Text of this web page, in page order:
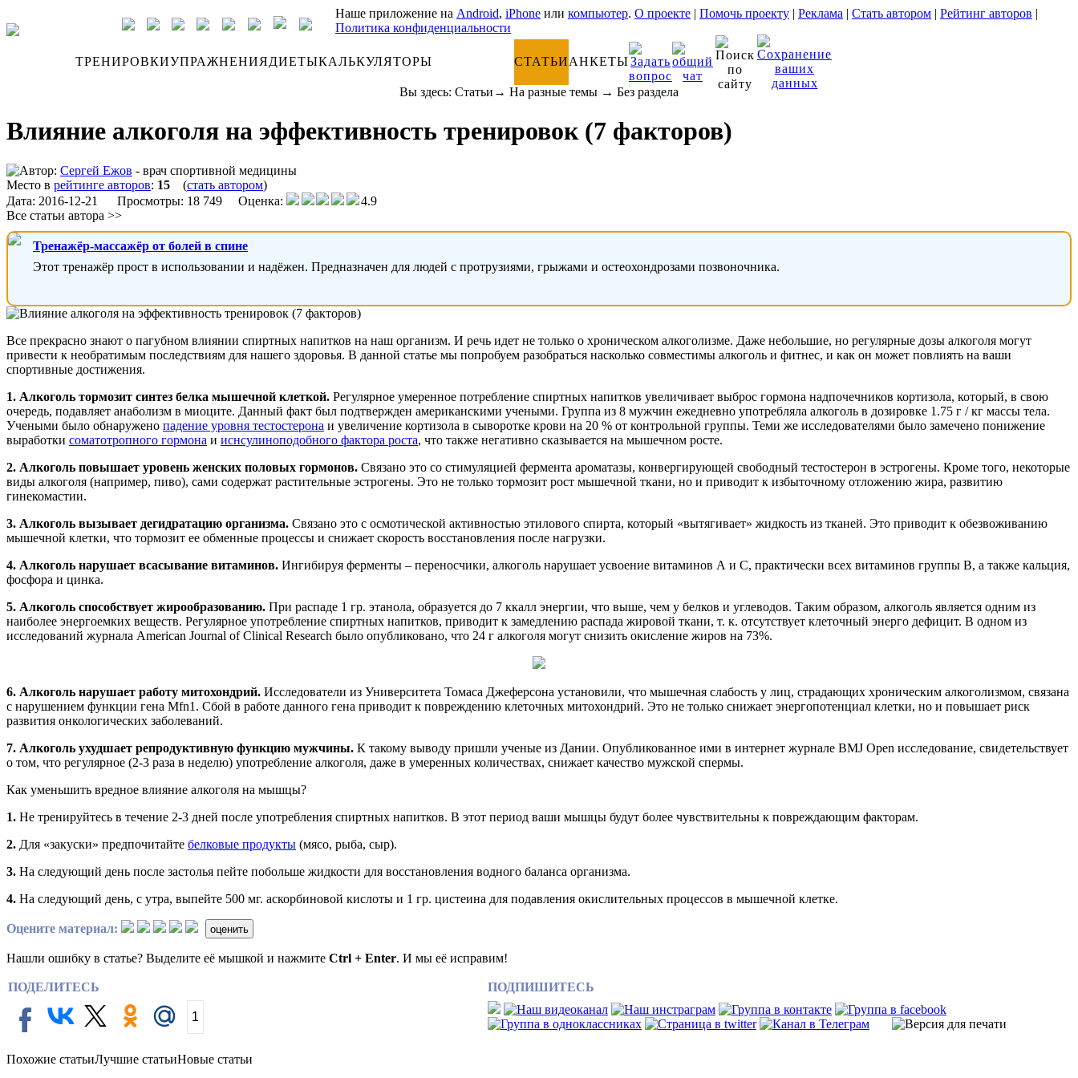
Наше приложение на Android, iPhone или компьютер. О проекте | Помочь проекту | Реклама | Стать автором | Рейтинг авторов |
Политика конфиденциальности
ТРЕНИРОВКИУПРАЖНЕНИЯДИЕТЫКАЛЬКУЛЯТОРЫ СТАТЬИАНКЕТЫ
Вы здесь: Статьи → На разные темы → Без раздела
Влияние алкоголя на эффективность тренировок (7 факторов)
Автор: Сергей Ежов - врач спортивной медицины
Место в рейтинге авторов: 15 (стать автором)
Дата: 2016-12-21 Просмотры: 18 749 Оценка:
4.9
Все статьи автора >>
Тренажёр-массажёр от болей в спине
Этот тренажёр прост в использовании и надёжен. Предназначен для людей с протрузиями, грыжами и остеохондрозами позвоночника.
Все прекрасно знают о пагубном влиянии спиртных напитков на наш организм. И речь идет не только о хроническом алкоголизме. Даже небольшие, но регулярные дозы алкоголя могут
привести к необратимым последствиям для нашего здоровья. В данной статье мы попробуем разобраться насколько совместимы алкоголь и фитнес, и как он может повлиять на ваши
спортивные достижения.
1. Алкоголь тормозит синтез белка мышечной клеткой. Регулярное умеренное потребление спиртных напитков увеличивает выброс гормона надпочечников кортизола, который, в свою
очередь, подавляет анаболизм в миоците. Данный факт был подтвержден американскими учеными. Группа из 8 мужчин ежедневно употребляла алкоголь в дозировке 1.75 г / кг массы тела.
Учеными было обнаружено падение уровня тестостерона и увеличение кортизола в сыворотке крови на 20 % от контрольной группы. Теми же исследователями было замечено понижение
выработки соматотропного гормона и иснсулиноподобного фактора роста, что также негативно сказывается на мышечном росте.
2. Алкоголь повышает уровень женских половых гормонов. Связано это со стимуляцией фермента ароматазы, конвергирующей свободный тестостерон в эстрогены. Кроме того, некоторые
виды алкоголя (например, пиво), сами содержат растительные эстрогены. Это не только тормозит рост мышечной ткани, но и приводит к избыточному отложению жира, развитию
гинекомастии.
3. Алкоголь вызывает дегидратацию организма. Связано это с осмотической активностью этилового спирта, который «вытягивает» жидкость из тканей. Это приводит к обезвоживанию
мышечной клетки, что тормозит ее обменные процессы и снижает скорость восстановления после нагрузки.
4. Алкоголь нарушает всасывание витаминов. Ингибируя ферменты – переносчики, алкоголь нарушает усвоение витаминов А и С, практически всех витаминов группы В, а также кальция,
фосфора и цинка.
5. Алкоголь способствует жирообразованию. При распаде 1 гр. этанола, образуется до 7 ккалл энергии, что выше, чем у белков и углеводов. Таким образом, алкоголь является одним из
наиболее энергоемких веществ. Регулярное употребление спиртных напитков, приводит к замедлению распада жировой ткани, т. к. отсутствует клеточный энерго дефицит. В одном из
исследований журнала American Journal of Clinical Research было опубликовано, что 24 г алкоголя могут снизить окисление жиров на 73%.
6. Алкоголь нарушает работу митохондрий. Исследователи из Университета Томаса Джеферсона установили, что мышечная слабость у лиц, страдающих хроническим алкоголизмом, связана
с нарушением функции гена Mfn1. Сбой в работе данного гена приводит к повреждению клеточных митохондрий. Это не только снижает энергопотенциал клетки, но и повышает риск
развития онкологических заболеваний.
7. Алкоголь ухудшает репродуктивную функцию мужчины. К такому выводу пришли ученые из Дании. Опубликованное ими в интернет журнале BMJ Open исследование, свидетельствует
о том, что регулярное (2-3 раза в неделю) употребление алкоголя, даже в умеренных количествах, снижает качество мужской спермы.
Как уменьшить вредное влияние алкоголя на мышцы?
1. Не тренируйтесь в течение 2-3 дней после употребления спиртных напитков. В этот период ваши мышцы будут более чувствительны к повреждающим факторам.
2. Для «закуски» предпочитайте белковые продукты (мясо, рыба, сыр).
3. На следующий день после застолья пейте побольше жидкости для восстановления водного баланса организма.
4. На следующий день, с утра, выпейте 500 мг. аскорбиновой кислоты и 1 гр. цистеина для подавления окислительных процессов в мышечной клетке.
Оцените материал: оценить
Нашли ошибку в статье? Выделите её мышкой и нажмите Ctrl + Enter. И мы её исправим!
ПОДЕЛИТЕСЬ ПОДПИШИТЕСЬ
1
Похожие статьиЛучшие статьиНовые статьи